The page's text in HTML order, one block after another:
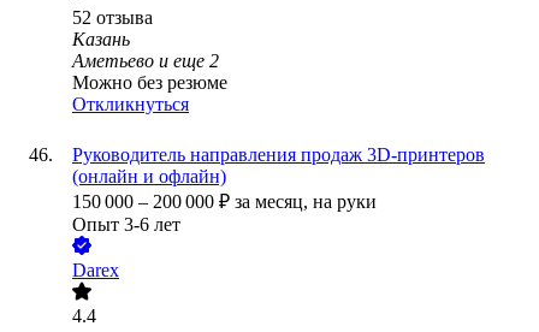
52 отзыва
Казань
Аметьево и еще 2
Можно без резюме
Откликнуться
Руководитель направления продаж 3D-принтеров
(онлайн и офлайн)
150 000 – 200 000 ₽ за месяц, на руки
Опыт 3-6 лет
Darex
4.4